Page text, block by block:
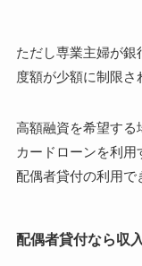
ただし専業主婦が
度額が少額に制限さ
高額融資を希望する
カードローンを利
配偶者貸付の利用で
配偶者貸付なら収